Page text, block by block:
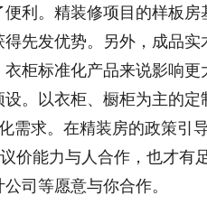
利。精装修项目的样板
先发优势。另外，成品
柜标准化产品来说影响
。以衣柜、橱柜为主的
需求。在精装房的政策引
价能力与人合作，也才有
司等愿意与你合作。